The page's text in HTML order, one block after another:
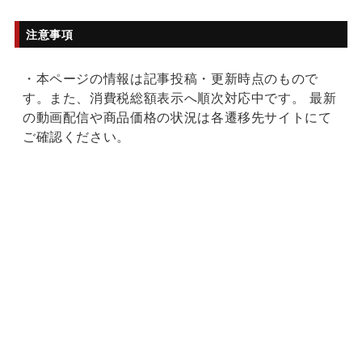
注意事項
・本ページの情報は記事投稿・更新時点のもので
す。また、消費税総額表示へ順次対応中です。 最新
の動画配信や商品価格の状況は各遷移先サイトにて
ご確認ください。